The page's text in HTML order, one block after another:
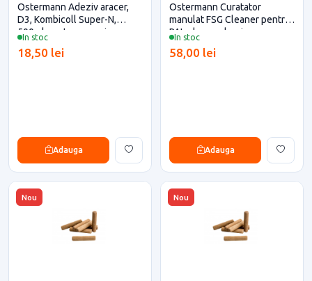
In stoc
Ostermann Adeziv aracer,
D3, Kombicoll Super-N,
500ml pentru casa si
18,50 lei
Adauga
In stoc
Ostermann Curatator
manulat FSG Cleaner pentru
PAL, duza pulverizare,
58,00 lei
Adauga
Nou Nou